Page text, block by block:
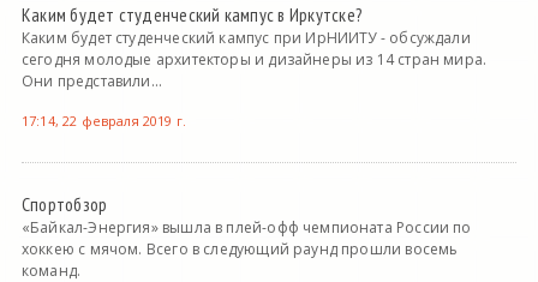
Каким будет студенческий кампус в Иркутске?
Каким будет студенческий кампус при ИрНИИТУ - обсуждали
сегодня молодые архитекторы и дизайнеры из 14 стран мира.
Они представили...
17:14, 22 февраля 2019 г.
Спортобзор
«Байкал-Энергия» вышла в плей-офф чемпионата России по
хоккею с мячом. Всего в следующий раунд прошли восемь
команд.